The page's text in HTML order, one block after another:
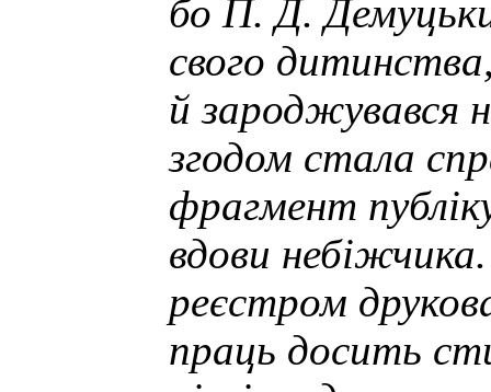
бо П. Д.
свого
й зароджувався
згодом стала
фрагмент
вдови
реєстром
праць досить